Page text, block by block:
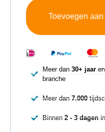
Toevoegen
Meer dan 30+ jaar
branche
Meer dan 7.000
Binnen 2 - 3 dagenin